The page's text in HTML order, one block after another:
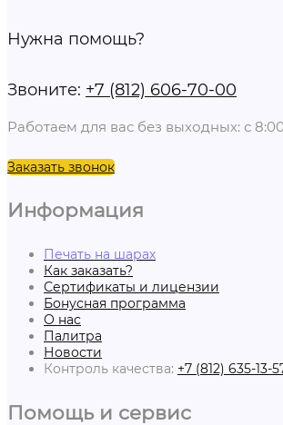
Нужна помощь?
Звоните: +7 (812) 606-70-00
Работаем для вас без выходных: с
Заказать звонок
Информация
Печать на шарах
Как заказать?
Сертификаты и лицензии
Бонусная программа
О нас
Палитра
Новости
Контроль качества: +7 (812) 635-13-
Помощь и сервис